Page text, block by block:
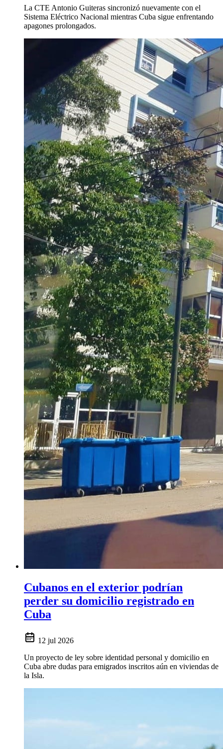
La CTE Antonio Guiteras sincronizó nuevamente con el
Sistema Eléctrico Nacional mientras Cuba sigue enfrentando
apagones prolongados.
Cubanos en el exterior podrían
perder su domicilio registrado en
Cuba
12 jul 2026
Un proyecto de ley sobre identidad personal y domicilio en
Cuba abre dudas para emigrados inscritos aún en viviendas de
la Isla.